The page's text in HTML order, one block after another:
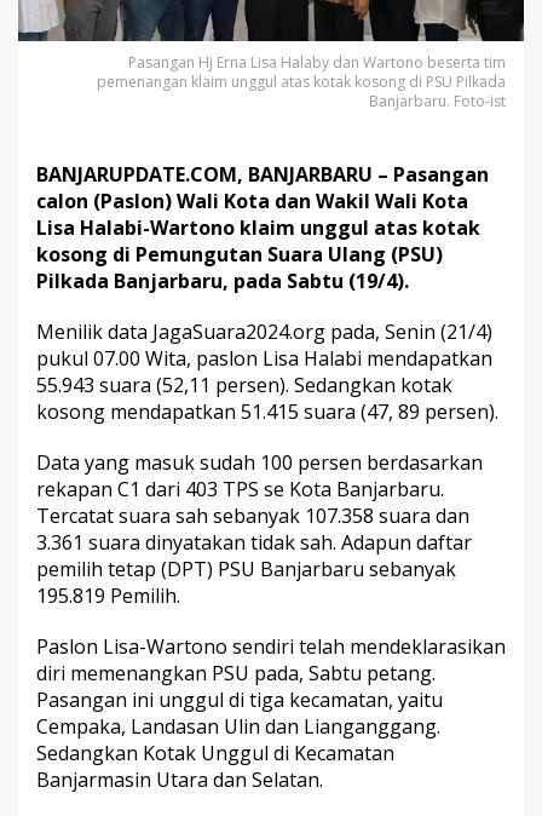
n
a
n
g
K
P
U
K
a
e
l
:
T
u
g
g
u
R
e
a
l
u
n
Pasangan Hj Erna Lisa Halaby dan Wartono beserta tim
pemenangan klaim unggul atas kotak kosong di PSU Pilkada
Banjarbaru. Foto-ist
BANJARUPDATE.COM, BANJARBARU – Pasangan
calon (Paslon) Wali Kota dan Wakil Wali Kota
Lisa Halabi-Wartono klaim unggul atas kotak
kosong di Pemungutan Suara Ulang (PSU)
Pilkada Banjarbaru, pada Sabtu (19/4).
Menilik data JagaSuara2024.org pada, Senin (21/4)
pukul 07.00 Wita, paslon Lisa Halabi mendapatkan
55.943 suara (52,11 persen). Sedangkan kotak
kosong mendapatkan 51.415 suara (47, 89 persen).
Data yang masuk sudah 100 persen berdasarkan
rekapan C1 dari 403 TPS se Kota Banjarbaru.
Tercatat suara sah sebanyak 107.358 suara dan
3.361 suara dinyatakan tidak sah. Adapun daftar
pemilih tetap (DPT) PSU Banjarbaru sebanyak
195.819 Pemilih.
Paslon Lisa-Wartono sendiri telah mendeklarasikan
diri memenangkan PSU pada, Sabtu petang.
Pasangan ini unggul di tiga kecamatan, yaitu
Cempaka, Landasan Ulin dan Lianganggang.
Sedangkan Kotak Unggul di Kecamatan
Banjarmasin Utara dan Selatan.